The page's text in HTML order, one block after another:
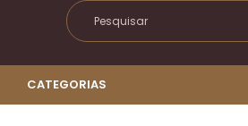
CATEGORIAS